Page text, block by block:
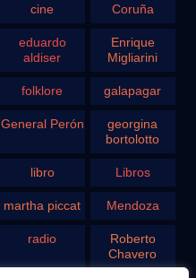
cine Coruña
eduardo
aldiser
Enrique
Migliarini
folklore galapagar
General Perón
georgina
bortolotto
libro Libros
martha piccat Mendoza
radio
Roberto
Chavero